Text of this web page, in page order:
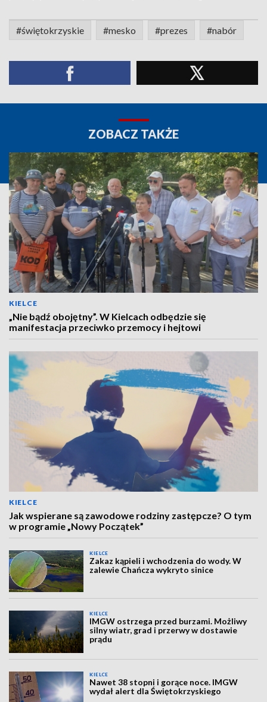
#świętokrzyskie #mesko #prezes #nabór
ZOBACZ TAKŻE
KIELCE
„Nie bądź obojętny”. W Kielcach odbędzie się
manifestacja przeciwko przemocy i hejtowi
KIELCE
Jak wspierane są zawodowe rodziny zastępcze? O tym
w programie „Nowy Początek”
KIELCE
Zakaz kąpieli i wchodzenia do wody. W
zalewie Chańcza wykryto sinice
KIELCE
IMGW ostrzega przed burzami. Możliwy
silny wiatr, grad i przerwy w dostawie
prądu
KIELCE
Nawet 38 stopni i gorące noce. IMGW
wydał alert dla Świętokrzyskiego